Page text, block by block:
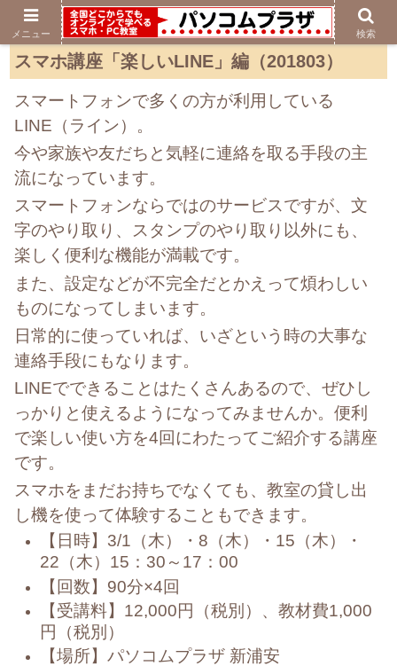
スマホ講座「楽しいLINE」編（201803）
スマートフォンで多くの方が利用している
LINE（ライン）。
今や家族や友だちと気軽に連絡を取る手段の主
流になっています。
スマートフォンならではのサービスですが、文
字のやり取り、スタンプのやり取り以外にも、
楽しく便利な機能が満載です。
また、設定などが不完全だとかえって煩わしい
ものになってしまいます。
日常的に使っていれば、いざという時の大事な
連絡手段にもなります。
LINEでできることはたくさんあるので、ぜひし
っかりと使えるようになってみませんか。便利
で楽しい使い方を4回にわたってご紹介する講座
です。
スマホをまだお持ちでなくても、教室の貸し出
し機を使って体験することもできます。
【日時】3/1（木）・8（木）・15（木）・
22（木）15：30～17：00
【回数】90分×4回
【受講料】12,000円（税別）、教材費1,000
円（税別）
【場所】パソコムプラザ 新浦安
メニュー 検索